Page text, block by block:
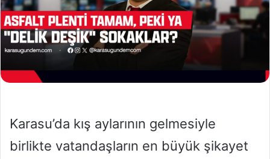
a
g
ö
n
e
e
k
Karasu’da kış aylarının gelmesiyle
birlikte vatandaşların en büyük şikayet